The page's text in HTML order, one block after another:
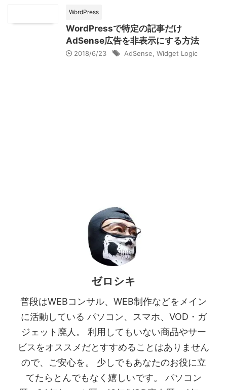
WordPress
WordPressで特定の記事だけ
AdSense広告を非表示にする方法
2018/6/23 AdSense Widget Logic
ゼロシキ
普段はWEBコンサル、WEB制作などをメイン
に活動している パソコン、スマホ、VOD・ガ
ジェット廃人。 利用してもいない商品やサー
ビスをオススメだとすすめることはありません
ので、ご安心を。 少しでもあなたのお役に立
てたらとんでもなく嬉しいです。 パソコン